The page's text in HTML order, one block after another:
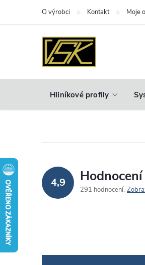
O výrobci Kontakt Moje
Hliníkové profily
4,9
291 hodnocení